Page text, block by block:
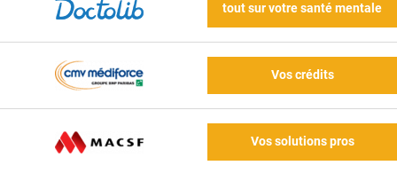
tout sur votre santé mentale
Vos crédits
Vos solutions pros